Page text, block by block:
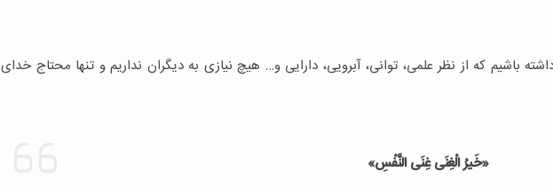
باشیم که از نظر علمی، توانی، آبرویی، دارایی و… هیچ نیازی به دیگران نداریم و تنها محتاج خدای
«خَیرُ الْغِنَى‏ غِنَى النَّفْسِ»